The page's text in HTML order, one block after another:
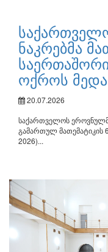
ნაკრებმა
ოქროს
20.07.2026
საქართველოს
გამართულ მათემატიკის
2026)...